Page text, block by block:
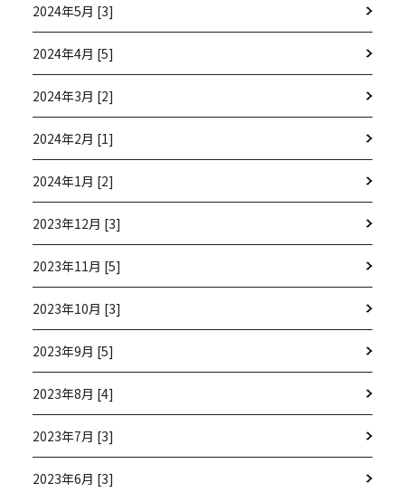
2024年5月 [3]
2024年4月 [5]
2024年3月 [2]
2024年2月 [1]
2024年1月 [2]
2023年12月 [3]
2023年11月 [5]
2023年10月 [3]
2023年9月 [5]
2023年8月 [4]
2023年7月 [3]
2023年6月 [3]